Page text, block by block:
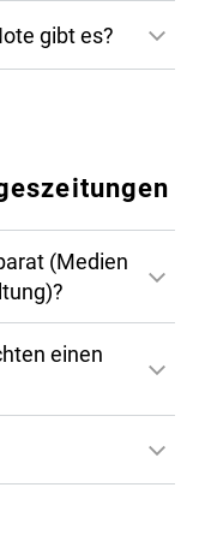
gibt es?
(Medien
einen